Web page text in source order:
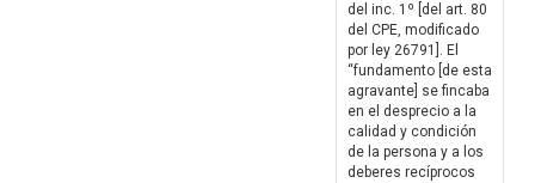
del inc. 1º [del art. 80
del CPE, modificado
por ley 26791]. El
“fundamento [de esta
agravante] se fincaba
en el desprecio a la
calidad y condición
de la persona y a los
deberes recíprocos